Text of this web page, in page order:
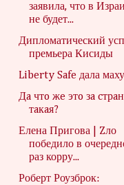
заявила, что в
не будет...
Дипломатический
премьера Кисиды
Liberty Safe дала маху
Дa чтo жe этo зa
тaкaя?
Елена Пригова | Zло
победило в
раз корру...
Роберт Роузброк: